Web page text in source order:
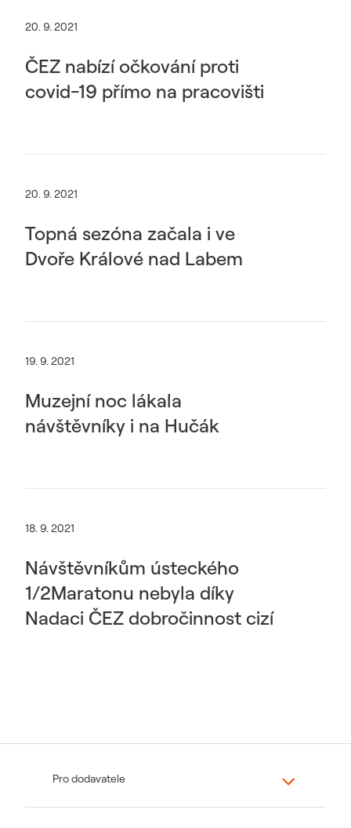
20. 9. 2021
ČEZ nabízí očkování proti
covid-19 přímo na pracovišti
20. 9. 2021
Topná sezóna začala i ve
Dvoře Králové nad Labem
19. 9. 2021
Muzejní noc lákala
návštěvníky i na Hučák
18. 9. 2021
Návštěvníkům ústeckého
1/2Maratonu nebyla díky
Nadaci ČEZ dobročinnost cizí
Pro dodavatele